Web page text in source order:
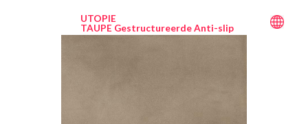
UTOPIE
TAUPE Gestructureerde Anti-slip